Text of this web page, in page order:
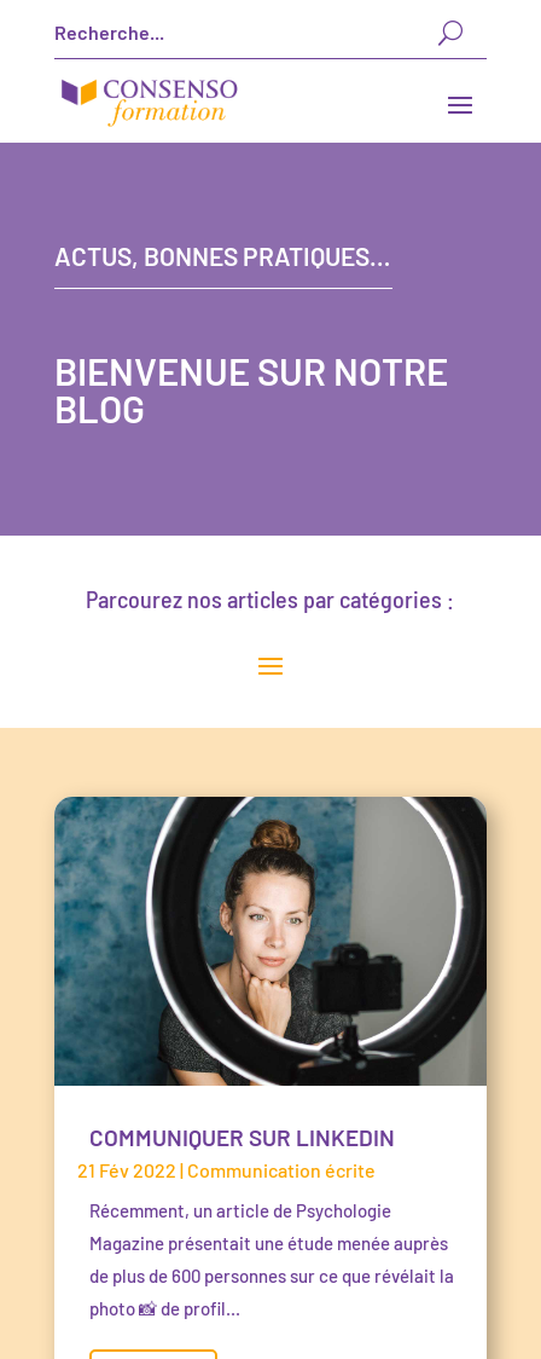
ACTUS, BONNES PRATIQUES…
BIENVENUE SUR NOTRE
BLOG
Parcourez nos articles par catégories :
COMMUNIQUER SUR LINKEDIN
21 Fév 2022 | Communication écrite
Récemment, un article de Psychologie
Magazine présentait une étude menée auprès
de plus de 600 personnes sur ce que révélait la
photo 📸 de profil...